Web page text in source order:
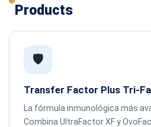
Products
🛡️
Transfer Factor Plus Tri-
La fórmula inmunológica más
Combina UltraFactor XF y